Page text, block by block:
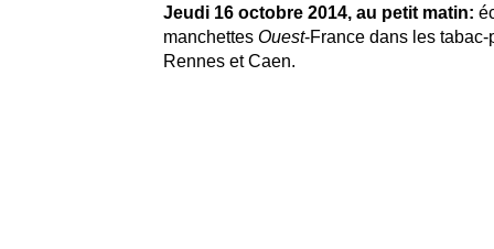
Jeudi 16 octobre 2014, au petit matin:
manchettesOuest-France dans les tabac-
Rennes et Caen.